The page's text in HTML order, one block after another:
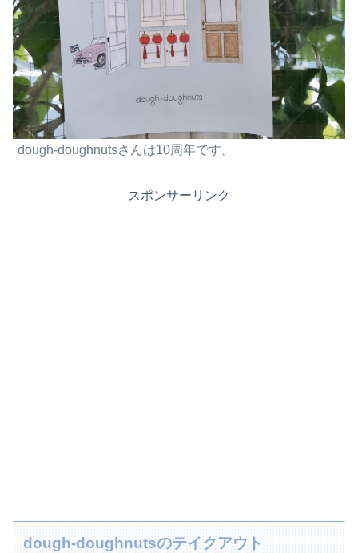
dough-doughnutsさんは10周年です。
スポンサーリンク
dough-doughnutsのテイクアウト